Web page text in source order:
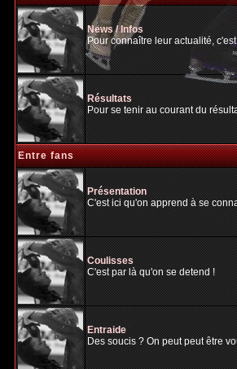
News / Infos
Pour connaître leur actualité,
Résultats
Pour se tenir au courant du
Entre fans
Présentation
C'est ici qu'on apprend à se
Coulisses
C'est par là qu'on se detend !
Entraide
Des soucis ? On peut peut être